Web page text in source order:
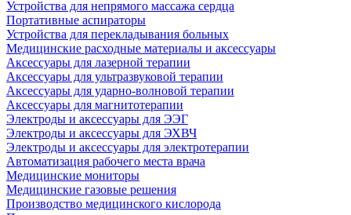
Устройства для непрямого массажа сердца
Портативные аспираторы
Устройства для перекладывания больных
Медицинские расходные материалы и аксессуары
Аксессуары для лазерной терапии
Аксессуары для ультразвуковой терапии
Аксессуары для ударно-волновой терапии
Аксессуары для магнитотерапии
Электроды и аксессуары для ЭЭГ
Электроды и аксессуары для ЭХВЧ
Электроды и аксессуары для электротерапии
Автоматизация рабочего места врача
Медицинские мониторы
Медицинские газовые решения
Производство медицинского кислорода